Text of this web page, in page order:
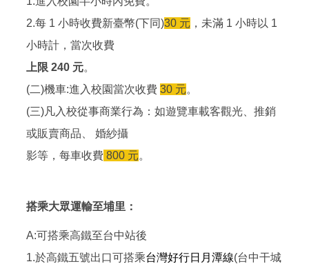
2.每 1 小時收費新臺幣(下同)30 元 ，未滿 1 小時以 1
小時計，當次收費
上限 240 元。
(二)機車:進入校園當次收費 30 元。
(三)凡入校從事商業行為：如遊覽車載客觀光、推銷
或販賣商品、 婚紗攝
影等，每車收費 800 元。
搭乘大眾運輸至埔里：
A:可搭乘高鐵至台中站後
1.於高鐵五號出口可搭乘台灣好行日月潭線(台中干城